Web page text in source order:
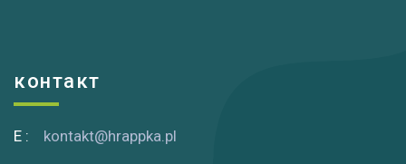
контакт
E : kontakt@hrappka.pl